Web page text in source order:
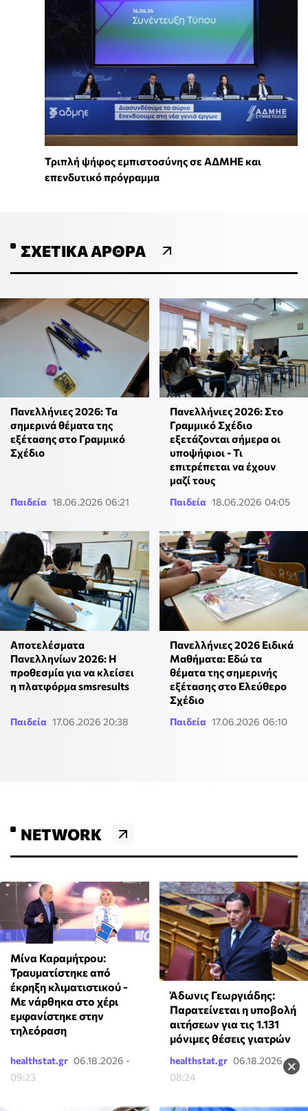
×
Τριπλή ψήφος εμπιστοσύνης σε ΑΔΜΗΕ και
επενδυτικό πρόγραμμα
ΣΧΕΤΙΚΆ ΆΡΘΡΑ
Πανελλήνιες 2026: Τα
σημερινά θέματα της
εξέτασης στο Γραμμικό
Σχέδιο
Παιδεία 18.06.2026 06:21
Πανελλήνιες 2026: Στο
Γραμμικό Σχέδιο
εξετάζονται σήμερα οι
υποψήφιοι - Τι
επιτρέπεται να έχουν
μαζί τους
Παιδεία 18.06.2026 04:05
Αποτελέσματα
Πανελληνίων 2026: H
προθεσμία για να κλείσει
η πλατφόρμα smsresults
Παιδεία 17.06.2026 20:38
Πανελλήνιες 2026 Ειδικά
Μαθήματα: Εδώ τα
θέματα της σημερινής
εξέτασης στο Ελεύθερο
Σχέδιο
Παιδεία 17.06.2026 06:10
NETWORK
Μίνα Καραμήτρου:
Τραυματίστηκε από
έκρηξη κλιματιστικού -
Με νάρθηκα στο χέρι
εμφανίστηκε στην
τηλεόραση
healthstat.gr 06.18.2026 -
09:23
Άδωνις Γεωργιάδης:
Παρατείνεται η υποβολή
αιτήσεων για τις 1.131
μόνιμες θέσεις γιατρών
healthstat.gr 06.18.2026 -
08:24